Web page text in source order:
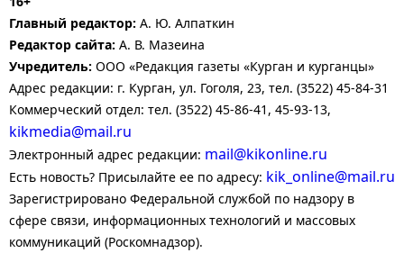
Главный редактор: А. Ю. Алпаткин
Редактор сайта: А. В. Мазеина
Учредитель: ООО «Редакция газеты «Курган и курганцы»
Адрес редакции: г. Курган, ул. Гоголя, 23, тел. (3522) 45-84-31
Коммерческий отдел: тел. (3522) 45-86-41, 45-93-13,
kikmedia@mail.ru
Электронный адрес редакции: mail@kikonline.ru
Есть новость? Присылайте ее по адресу: kik_online@mail.ru
Зарегистрировано Федеральной службой по надзору в
сфере связи, информационных технологий и массовых
коммуникаций (Роскомнадзор).